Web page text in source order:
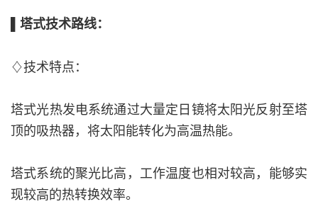
▌塔式技术路线：
♢技术特点：
塔式光热发电系统通过大量定日镜将太阳光反射至塔
顶的吸热器，将太阳能转化为高温热能。
塔式系统的聚光比高，工作温度也相对较高，能够实
现较高的热转换效率。